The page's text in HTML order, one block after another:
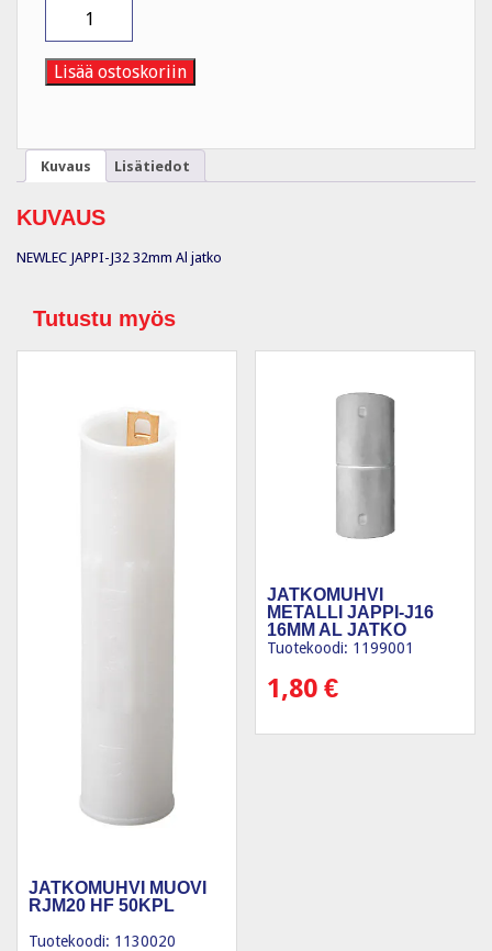
metalli
JAPPI-
J32
32mm
määrä
Lisää ostoskoriin
Kuvaus Lisätiedot
KUVAUS
NEWLEC JAPPI-J32 32mm Al jatko
Tutustu myös
JATKOMUHVI MUOVI
RJM20 HF 50KPL
Tuotekoodi: 1130020
JATKOMUHVI
METALLI JAPPI-J16
16MM AL JATKO
Tuotekoodi: 1199001
1,80€